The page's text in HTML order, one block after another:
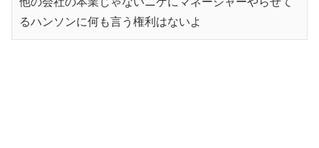
るハンソンに何も言う権利はないよ